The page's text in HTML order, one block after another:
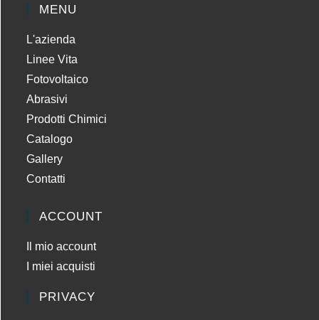
MENU
L'azienda
Linee Vita
Fotovoltaico
Abrasivi
Prodotti Chimici
Catalogo
Gallery
Contatti
ACCOUNT
Il mio account
I miei acquisti
PRIVACY